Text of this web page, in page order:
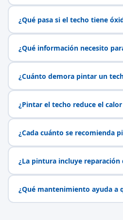
¿Qué pasa si el techo tiene
¿Qué información necesito
¿Cuánto demora pintar un
¿Pintar el techo reduce el
¿Cada cuánto se recomienda
¿La pintura incluye reparación
¿Qué mantenimiento ayuda a